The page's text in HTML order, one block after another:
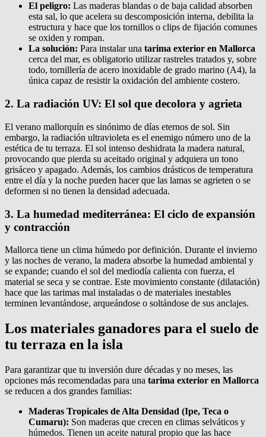
El peligro: Las maderas blandas o de baja calidad absorben
esta sal, lo que acelera su descomposición interna, debilita la
estructura y hace que los tornillos o clips de fijación comunes
se oxiden y rompan.
La solución: Para instalar una tarima exterior en Mallorca
cerca del mar, es obligatorio utilizar rastreles tratados y, sobre
todo, tornillería de acero inoxidable de grado marino (A4), la
única capaz de resistir la oxidación del ambiente costero.
2. La radiación UV: El sol que decolora y agrieta
El verano mallorquín es sinónimo de días eternos de sol. Sin
embargo, la radiación ultravioleta es el enemigo número uno de la
estética de tu terraza. El sol intenso deshidrata la madera natural,
provocando que pierda su aceitado original y adquiera un tono
grisáceo y apagado. Además, los cambios drásticos de temperatura
entre el día y la noche pueden hacer que las lamas se agrieten o se
deformen si no tienen la densidad adecuada.
3. La humedad mediterránea: El ciclo de expansión
y contracción
Mallorca tiene un clima húmedo por definición. Durante el invierno
y las noches de verano, la madera absorbe la humedad ambiental y
se expande; cuando el sol del mediodía calienta con fuerza, el
material se seca y se contrae. Este movimiento constante (dilatación)
hace que las tarimas mal instaladas o de materiales inestables
terminen levantándose, arqueándose o soltándose de sus anclajes.
Los materiales ganadores para el suelo de
tu terraza en la isla
Para garantizar que tu inversión dure décadas y no meses, las
opciones más recomendadas para una tarima exterior en Mallorca
se reducen a dos grandes familias:
Maderas Tropicales de Alta Densidad (Ipe, Teca o
Cumaru): Son maderas que crecen en climas selváticos y
húmedos. Tienen un aceite natural propio que las hace